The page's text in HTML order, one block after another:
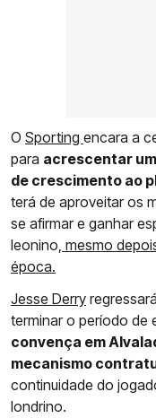
O Sporting encara a
para acrescentar
de crescimento ao
terá de aproveitar os
se afirmar e ganhar
leonino, mesmo
época.
Jesse Derry
terminar o período de
convença em
mecanismo
continuidade do
londrino.